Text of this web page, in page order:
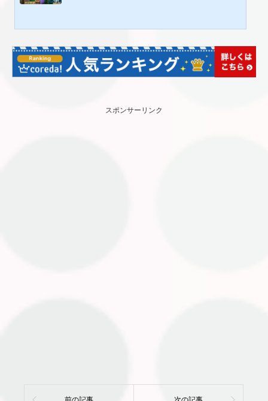
す。規格は「RPGツクールMV」「RPGツクールMZ」に準拠していますがそれ以
外のツー...
スポンサーリンク